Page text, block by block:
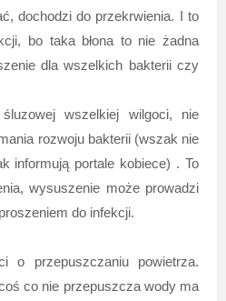
dochodzi do przekrwienia. I to
bo taka błona to nie żadna
dla wszelkich bakterii czy
wszelkiej wilgoci, nie
rozwoju bakterii (wszak nie
informują portale kobiece) . To
wysuszenie może prowadzi
do infekcji.
o przepuszczaniu powietrza.
co nie przepuszcza wody ma